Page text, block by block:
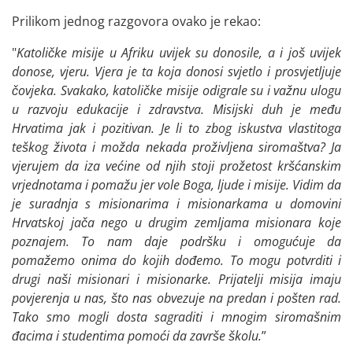
Prilikom jednog razgovora ovako je rekao:
"Katoličke misije u Afriku uvijek su donosile, a i još uvijek
donose, vjeru. Vjera je ta koja donosi svjetlo i prosvjetljuje
čovjeka. Svakako, katoličke misije odigrale su i važnu ulogu
u razvoju edukacije i zdravstva. Misijski duh je među
Hrvatima jak i pozitivan. Je li to zbog iskustva vlastitoga
teškog života i možda nekada proživljena siromaštva? Ja
vjerujem da iza većine od njih stoji prožetost kršćanskim
vrjednotama i pomažu jer vole Boga, ljude i misije. Vidim da
je suradnja s misionarima i misionarkama u domovini
Hrvatskoj jača nego u drugim zemljama misionara koje
poznajem. To nam daje podršku i omogućuje da
pomažemo onima do kojih dođemo. To mogu potvrditi i
drugi naši misionari i misionarke. Prijatelji misija imaju
povjerenja u nas, što nas obvezuje na predan i pošten rad.
Tako smo mogli dosta sagraditi i mnogim siromašnim
đacima i studentima pomoći da završe školu.”